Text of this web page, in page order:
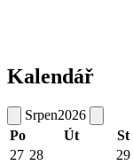
Kalendář
Srpen2026
Po
Út St
27 28 29